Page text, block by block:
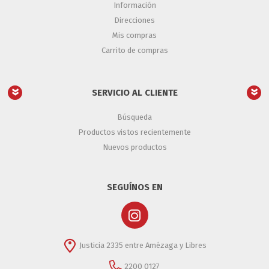
Información
Direcciones
Mis compras
Carrito de compras
SERVICIO AL CLIENTE
Búsqueda
Productos vistos recientemente
Nuevos productos
SEGUÍNOS EN
Justicia 2335 entre Amézaga y Libres
2200 0127